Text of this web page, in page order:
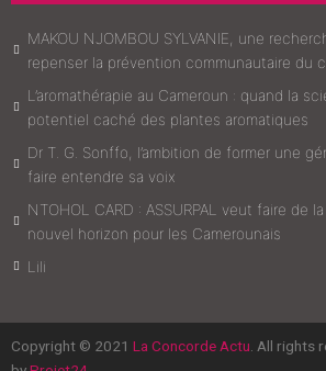
MAKOU NJOMBOU SYLVANIE, une
repenser la prévention communautaire du
L’aromathérapie au Cameroun : quand la
potentiel caché des plantes aromatiques
Dr T. G. Sonffo, l’ambition de former une
faire entendre sa voix
NTOHOL CARD : ASSURPAL veut faire de
nouvel horizon pour les Camerounais
Lili
Copyright © 2021 La Concorde Actu . All rights